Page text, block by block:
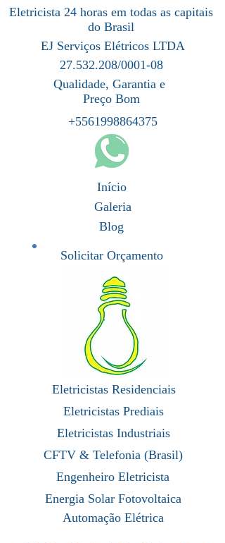
EJ Serviços Elétricos LTDA
+5561998864375
27.532.208/0001-08
Início
Galeria
Blog
Eletricista 24 horas em todas as capitais
do Brasil
Solicitar Orçamento
Qualidade, Garantia e
Preço Bom
Eletricistas Residenciais
Eletricistas Prediais
Eletricistas Industriais
CFTV & Telefonia (Brasil)
Engenheiro Eletricista
Energia Solar Fotovoltaica
Automação Elétrica